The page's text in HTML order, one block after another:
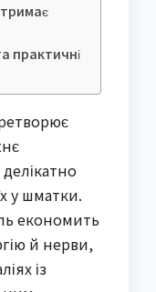
практичні
у шматки.
економить
й нерви,
із